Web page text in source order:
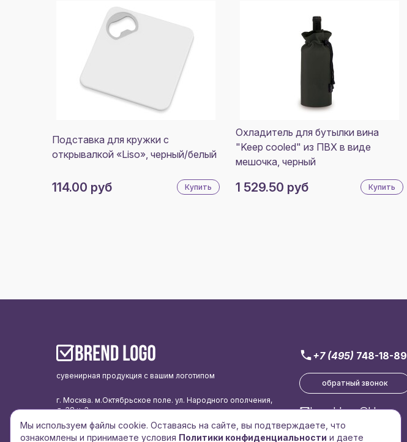
Подставка для кружки с
открывалкой «Liso», черный/белый
114.00 руб Купить
Охладитель для бутылки вина
"Keep cooled" из ПВХ в виде
мешочка, черный
1 529.50 руб Купить
сувенирная продукция с вашим логотипом
г. Москва. м.Октябрьское поле. ул. Народного ополчения,
д. 38 к. 3
подписаться на рассылку
политика конфиденциальности
+7 (495) 748-18-89
обратный звонок
brend-logo@bk.ru
Мы используем файлы cookie. Оставаясь на сайте, вы подтверждаете, что
ознакомлены и принимаете условия Политики конфиденциальности и даете